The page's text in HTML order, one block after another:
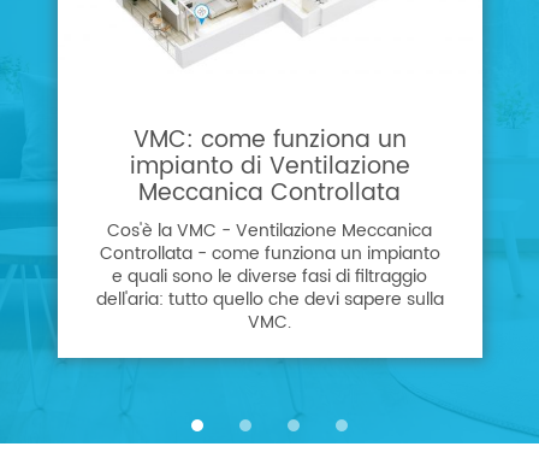
VMC: come funziona un
impianto di Ventilazione
Meccanica Controllata
Cos'è la VMC - Ventilazione Meccanica
Controllata - come funziona un impianto
e quali sono le diverse fasi di filtraggio
dell'aria: tutto quello che devi sapere sulla
VMC.